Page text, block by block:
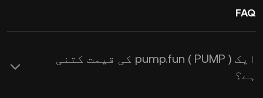
FAQ
ایک pump.fun ( PUMP ) کی قیمت کتنی
ہے؟